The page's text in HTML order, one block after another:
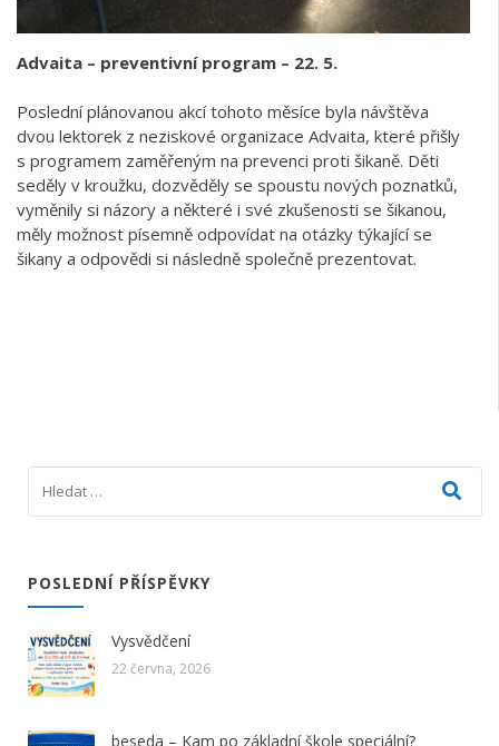
Advaita – preventivní program – 22. 5.
Poslední plánovanou akcí tohoto měsíce byla návštěva
dvou lektorek z neziskové organizace Advaita, které přišly
s programem zaměřeným na prevenci proti šikaně. Děti
seděly v kroužku, dozvěděly se spoustu nových poznatků,
vyměnily si názory a některé i své zkušenosti se šikanou,
měly možnost písemně odpovídat na otázky týkající se
šikany a odpovědi si následně společně prezentovat.
POSLEDNÍ PŘÍSPĚVKY
Vysvědčení
22 června, 2026
beseda – Kam po základní škole speciální?